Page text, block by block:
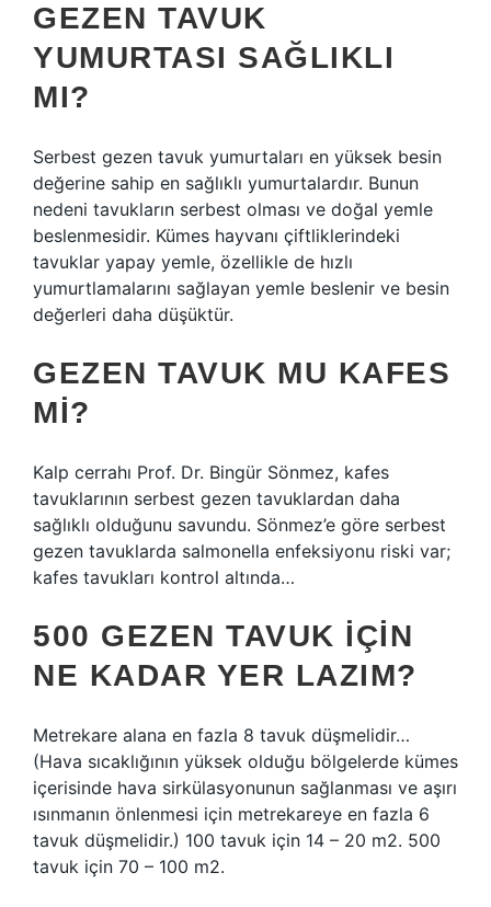
GEZEN TAVUK
YUMURTASI SAĞLIKLI
MI?
Serbest gezen tavuk yumurtaları en yüksek besin
değerine sahip en sağlıklı yumurtalardır. Bunun
nedeni tavukların serbest olması ve doğal yemle
beslenmesidir. Kümes hayvanı çiftliklerindeki
tavuklar yapay yemle, özellikle de hızlı
yumurtlamalarını sağlayan yemle beslenir ve besin
değerleri daha düşüktür.
GEZEN TAVUK MU KAFES
MI?
Kalp cerrahı Prof. Dr. Bingür Sönmez, kafes
tavuklarının serbest gezen tavuklardan daha
sağlıklı olduğunu savundu. Sönmez’e göre serbest
gezen tavuklarda salmonella enfeksiyonu riski var;
kafes tavukları kontrol altında…
500 GEZEN TAVUK IÇIN
NE KADAR YER LAZIM?
Metrekare alana en fazla 8 tavuk düşmelidir…
(Hava sıcaklığının yüksek olduğu bölgelerde kümes
içerisinde hava sirkülasyonunun sağlanması ve aşırı
ısınmanın önlenmesi için metrekareye en fazla 6
tavuk düşmelidir.) 100 tavuk için 14 – 20 m2. 500
tavuk için 70 – 100 m2.